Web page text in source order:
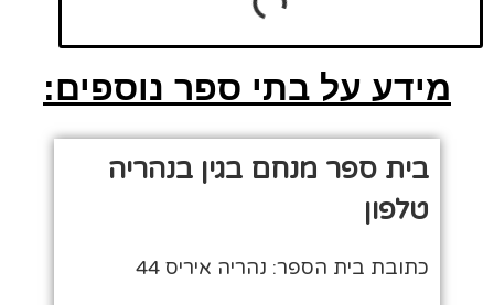
מידע על בתי ספר נוספים:
בית ספר מנחם בגין בנהריה
טלפון
כתובת בית הספר: נהריה איריס 44